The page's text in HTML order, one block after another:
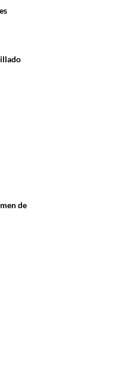
de